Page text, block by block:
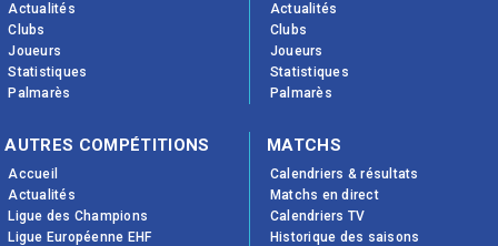
Actualités
Clubs
Joueurs
Statistiques
Palmarès
Actualités
Clubs
Joueurs
Statistiques
Palmarès
AUTRES COMPÉTITIONS
Accueil
Actualités
Ligue des Champions
Ligue Européenne EHF
MATCHS
Calendriers & résultats
Matchs en direct
Calendriers TV
Historique des saisons